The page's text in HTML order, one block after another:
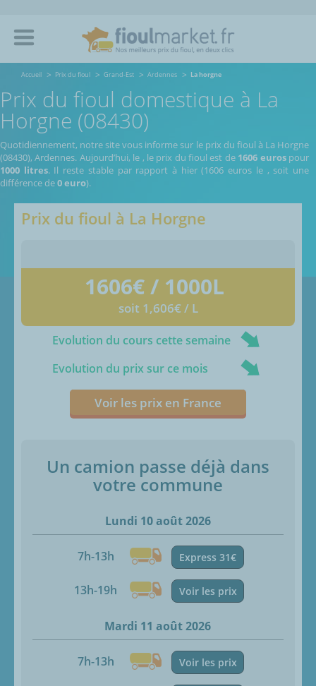
Accueil Prix du fioul Grand-Est Ardennes La horgne
Prix du fioul domestique à La
Horgne (08430)
Quotidiennement, notre site vous informe sur le prix du fioul à La Horgne
(08430), Ardennes. Aujourd’hui, le , le prix du fioul est de 1606 eurospour
1000 litres. Il reste stable par rapport à hier (1606 euros le , soit une
différence de0 euro).
Prix du fioul à La Horgne
1606€ / 1000L
soit 1,606€ / L
Evolution du cours cette semaine
Evolution du prix sur ce mois
Voir les prix en France
Un camion passe déjà dans
votre commune
Lundi 10 août 2026
7h-13h Express 31€
13h-19h Voir les prix
Mardi 11 août 2026
7h-13h Voir les prix